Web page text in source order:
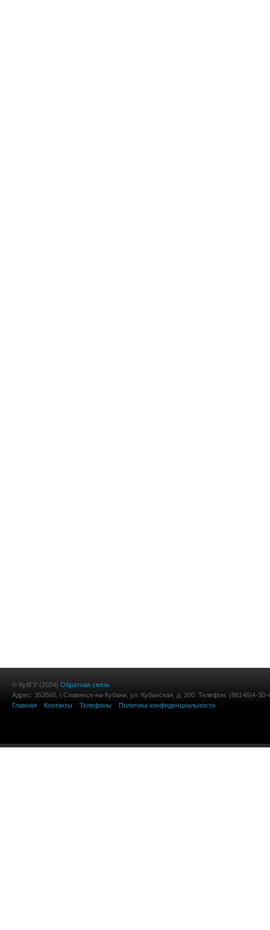
© КубГУ (2024) Обратная связь
Адрес: 353560, г.Славянск-на-Кубани, ул. Кубанская, д. 200. Телефон: (86146)4-30-
Главная
Контакты Телефоны Политика конфиденциальности